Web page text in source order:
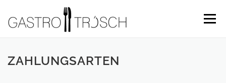
Menü
ZAHLUNGSARTEN